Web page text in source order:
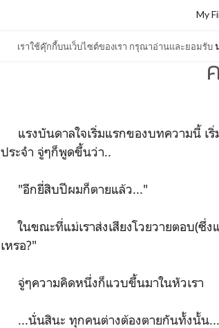
เราใช้คุ๊กกี้บนเว็บไซต์ของเรา กรุณาอ่านและยอมรับ
My
แรงบันดาลใจเริ่มแรกของบทความนี้ เ
ประจำ จู่ๆก็พูดขึ้นว่า..
"อีกยี่สิบปีผมก็ตายแล้ว..."
ในขณะที่แม่เราส่งเสียงโวยวายตอบ(ซึ่ง
เหรอ?"
จู่ๆความคิดหนึ่งก็แวบขึ้นมาในหัวเรา
...นั่นสินะ ทุกคนต่างต้องตายกันทั้งนั้น...